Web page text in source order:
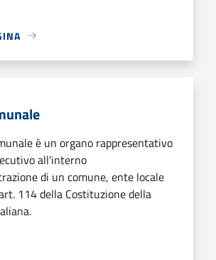
è un organo rappresentativo
all'interno
di un comune, ente locale
114 della Costituzione della